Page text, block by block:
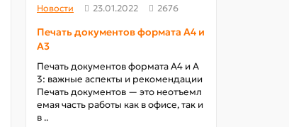
Новости 23.01.2022 2676
Печать документов формата A4 и
A3
Печать документов формата A4 и A
3: важные аспекты и рекомендации
Печать документов — это неотъемл
емая часть работы как в офисе, так и
в ..